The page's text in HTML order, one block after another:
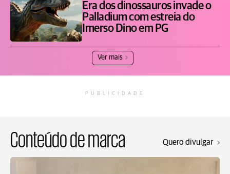
Era dos dinossauros invade o
Palladium com estreia do
Imerso Dino em PG
Ver mais
PUBLICIDADE
Conteúdo de marca Quero divulgar